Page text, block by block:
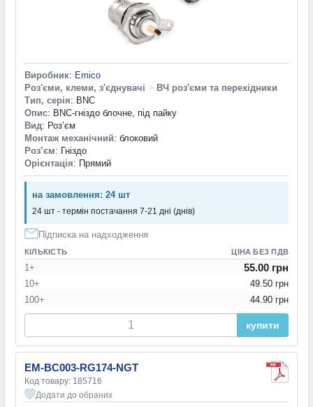
Виробник: Emico
Роз'єми, клеми, з'єднувачі > ВЧ роз'єми та перехідники
Тип, серія: BNC
Опис: BNC-гніздо блочне, під пайку
Вид: Роз’єм
Монтаж механічний: блоковий
Роз’єм: Гніздо
Орієнтація: Прямий
на замовлення: 24 шт
24 шт - термін постачання 7-21 дні (днів)
Підписка на надходження
КІЛЬКІСТЬ ЦІНА БЕЗ ПДВ
1+ 55.00 грн
10+
49.50 грн
100+
44.90 грн
купити
EM-BC003-RG174-NGT
Код товару: 185716
Додати до обраних